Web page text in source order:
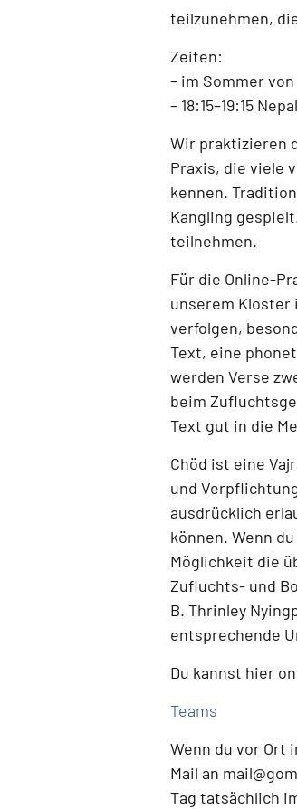
teilzunehmen,
Zeiten:
– im Sommer von
– 18:15–19:15
Wir praktizieren
Praxis, die viele
kennen.
Kangling
teilnehmen.
Für die Online-
unserem Kloster
verfolgen,
Text, eine
werden Verse
beim
Text gut in die
Chöd ist eine
und
ausdrücklich
können. Wenn
Möglichkeit die
Zufluchts- und
B. Thrinley
entsprechende
Du kannst hier
Teams
Wenn du vor Ort
Mail an
Tag tatsächlich